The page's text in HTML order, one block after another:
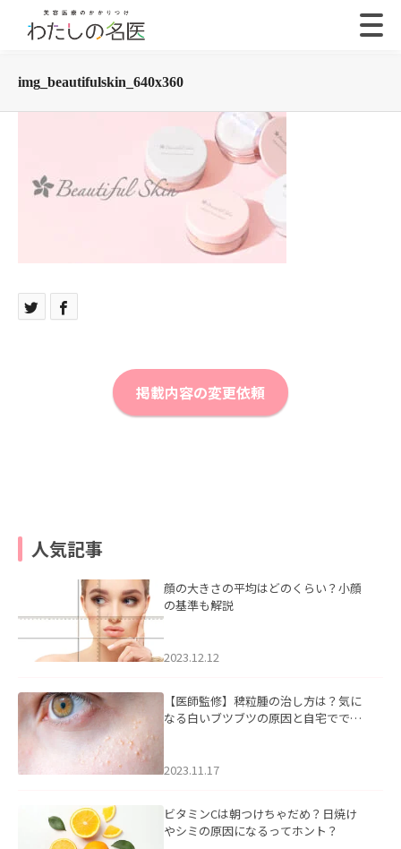
img_beautifulskin_640x360
掲載内容の変更依頼
人気記事
顔の大きさの平均はどのくらい？小顔
の基準も解説
2023.12.12
【医師監修】稗粒腫の治し方は？気に
なる白いブツブツの原因と自宅ででき
2023.11.17
ビタミンCは朝つけちゃだめ？日焼け
やシミの原因になるってホント？